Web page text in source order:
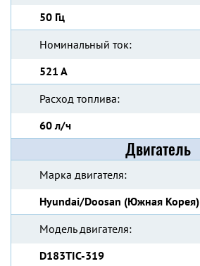
50 Гц
Номинальный ток:
521 А
Расход топлива:
60 л/ч
Двигатель
Марка двигателя:
Hyundai/Doosan (Южная Корея)
Модель двигателя:
D183TIC-319